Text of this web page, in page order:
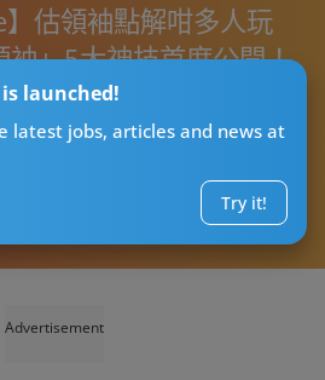
is launched!
latest jobs, articles and news at
Try it!
估領袖點解咁多人玩
袖」5大神技首度公開！
案大揭秘
Advertisement